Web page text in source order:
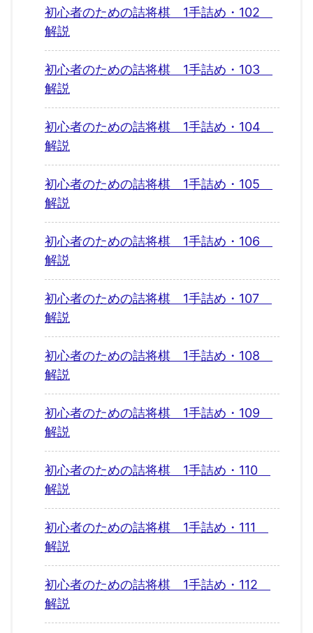
初心者のための詰将棋 1手詰め・102
解説
初心者のための詰将棋 1手詰め・103
解説
初心者のための詰将棋 1手詰め・104
解説
初心者のための詰将棋 1手詰め・105
解説
初心者のための詰将棋 1手詰め・106
解説
初心者のための詰将棋 1手詰め・107
解説
初心者のための詰将棋 1手詰め・108
解説
初心者のための詰将棋 1手詰め・109
解説
初心者のための詰将棋 1手詰め・110
解説
初心者のための詰将棋 1手詰め・111
解説
初心者のための詰将棋 1手詰め・112
解説